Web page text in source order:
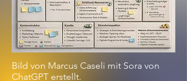
Bild von Marcus Caseli mit Sora von
ChatGPT erstellt.